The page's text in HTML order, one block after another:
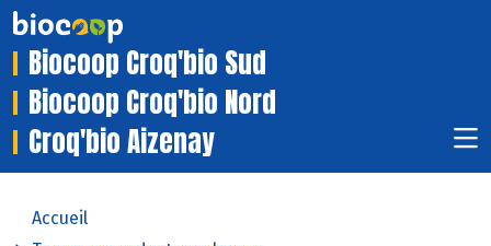
Biocoop Croq'bio Sud
Biocoop Croq'bio Nord
Croq'bio Aizenay
Accueil